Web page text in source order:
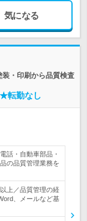
気になる
・印刷から品質検査
転勤なし
話・自動車部品・
の品質管理業務を
上／品質管理の経
、メールなど基